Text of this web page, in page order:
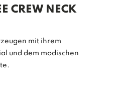
CREW NECK
mit ihrem
und dem modischen